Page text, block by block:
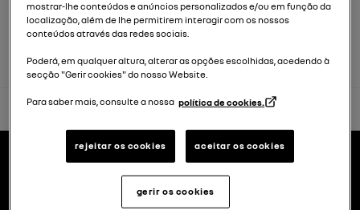
Equipamentos multimédia
voltar ao topo
manuais de usuário
mostrar-lhe conteúdos e anúncios personalizados e/ou em função da
localização, além de lhe permitirem interagir com os nossos
conteúdos através das redes sociais.
Poderá, em qualquer altura, alterar as opções escolhidas, acedendo à
secção "Gerir cookies" do nosso Website.
Para saber mais, consulte a nossa política de cookies.
rejeitar os cookies aceitar os cookies
gerir os cookies